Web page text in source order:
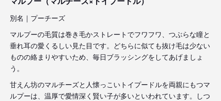
別名｜プーチーズ
マルプーの毛質は巻き毛かストレートでフワフワ、つぶらな瞳と
垂れ耳の愛くるしい見た目です。どちらに似ても抜け毛は少ない
ものの絡まりやすいため、毎日ブラッシングをしてあげましょ
う。
甘えん坊のマルチーズと人懐っこいトイプードルを両親にもつマ
ルプーは、温厚で愛情深く賢い子が多いといわれています。しつ